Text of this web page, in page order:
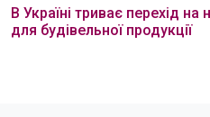
В Україні триває перехід на
для будівельної продукції